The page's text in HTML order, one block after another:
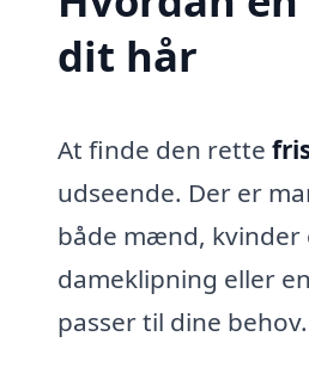
dit hår
At finde den rette
udseende. Der er
både mænd, kvinder
dameklipning eller
passer til dine behov.